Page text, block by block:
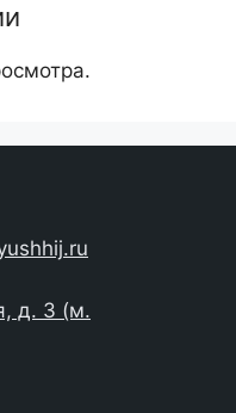
д. 3 (м.